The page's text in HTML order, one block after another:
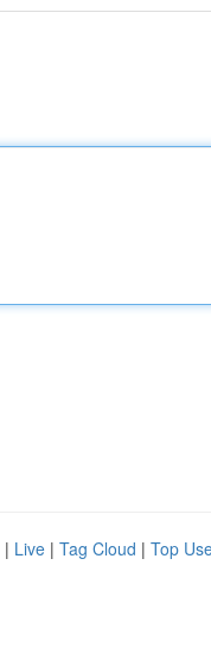
| Live | Tag Cloud | Top